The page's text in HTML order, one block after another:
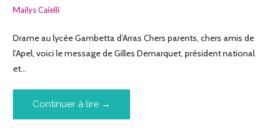
Maïlys Caielli
Drame au lycée Gambetta d’Arras Chers parents, chers amis de
l’Apel, voici le message de Gilles Demarquet, président national
et…
Continuer à lire →